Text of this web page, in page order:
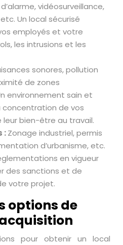
vidéosurveillance,
Un local sécurisé
employés et votre
les intrusions et les
sonores, pollution
de zones
environnement sain et
de vos
bien-être au travail.
:Zonage industriel, permis
d’urbanisme, etc.
en vigueur
des sanctions et de
votre projet.
options de
pour obtenir un local